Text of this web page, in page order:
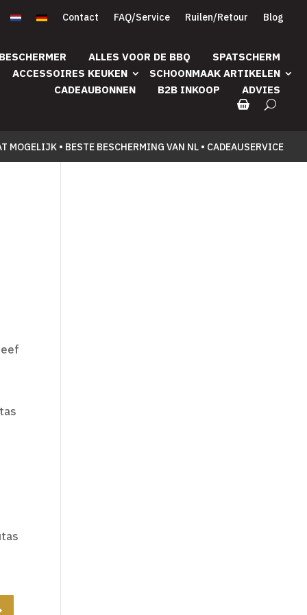
Contact FAQ/Service Ruilen/Retour Blog
ALLES VOOR DE BBQ
SPATSCHERM
ACCESSOIRES KEUKEN
SCHOONMAAK ARTIKELEN
CADEAUBONNEN
B2B INKOOP ADVIES
MOGELIJK • BESTE BESCHERMING VAN NL • CADEAUSERVICE